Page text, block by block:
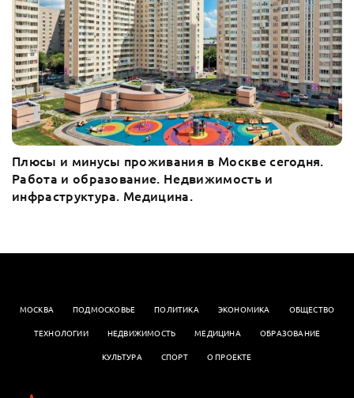
Плюсы и минусы проживания в Москве сегодня.
Работа и образование. Недвижимость и
инфраструктура. Медицина.
МОСКВА ПОДМОСКОВЬЕ ПОЛИТИКА ЭКОНОМИКА
OБЩЕСТВО
ТЕХНОЛОГИИ
НЕДВИЖИМОСТЬ МЕДИЦИНА
ОБРАЗОВАНИЕ
КУЛЬТУРА
СПОРТ О ПРОЕКТЕ